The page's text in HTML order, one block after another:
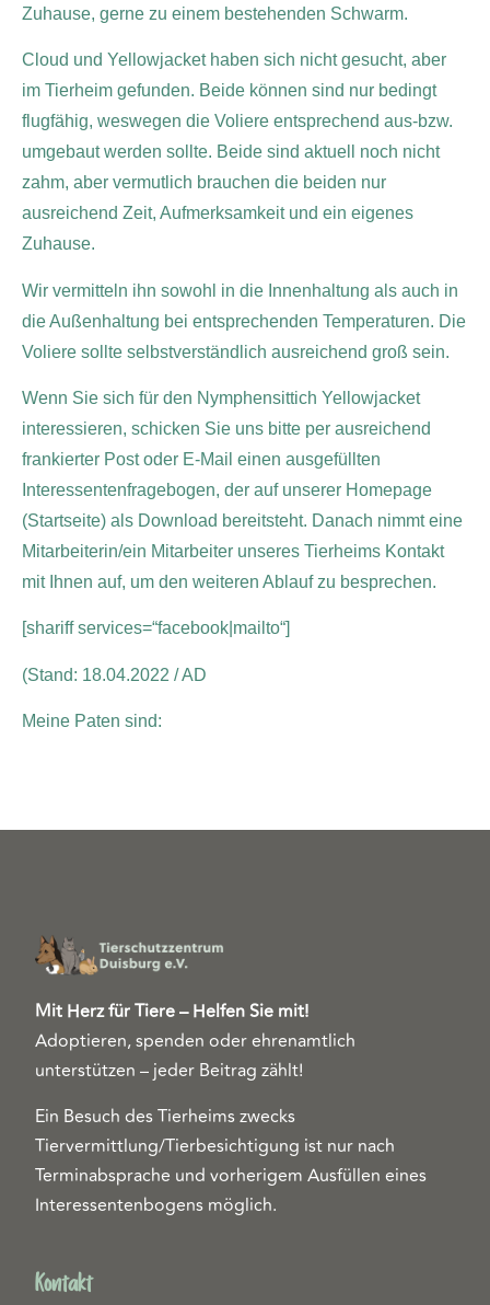
Zuhause, gerne zu einem bestehenden Schwarm.
Cloud und Yellowjacket haben sich nicht gesucht, aber
im Tierheim gefunden. Beide können sind nur bedingt
flugfähig, weswegen die Voliere entsprechend aus-bzw.
umgebaut werden sollte. Beide sind aktuell noch nicht
zahm, aber vermutlich brauchen die beiden nur
ausreichend Zeit, Aufmerksamkeit und ein eigenes
Zuhause.
Wir vermitteln ihn sowohl in die Innenhaltung als auch in
die Außenhaltung bei entsprechenden Temperaturen. Die
Voliere sollte selbstverständlich ausreichend groß sein.
Wenn Sie sich für den Nymphensittich Yellowjacket
interessieren, schicken Sie uns bitte per ausreichend
frankierter Post oder E-Mail einen ausgefüllten
Interessentenfragebogen, der auf unserer Homepage
(Startseite) als Download bereitsteht. Danach nimmt eine
Mitarbeiterin/ein Mitarbeiter unseres Tierheims Kontakt
mit Ihnen auf, um den weiteren Ablauf zu besprechen.
[shariff services=“facebook|mailto“]
(Stand: 18.04.2022 / AD
Meine Paten sind:
Mit Herz für Tiere – Helfen Sie mit!
Adoptieren, spenden oder ehrenamtlich
unterstützen – jeder Beitrag zählt!
Ein Besuch des Tierheims zwecks
Tiervermittlung/Tierbesichtigung ist nur nach
Terminabsprache und vorherigem Ausfüllen eines
Interessentenbogens möglich.
Kontakt